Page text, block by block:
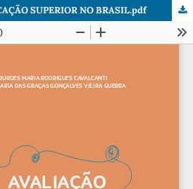
SUPERIOR NO BRASIL.pdf